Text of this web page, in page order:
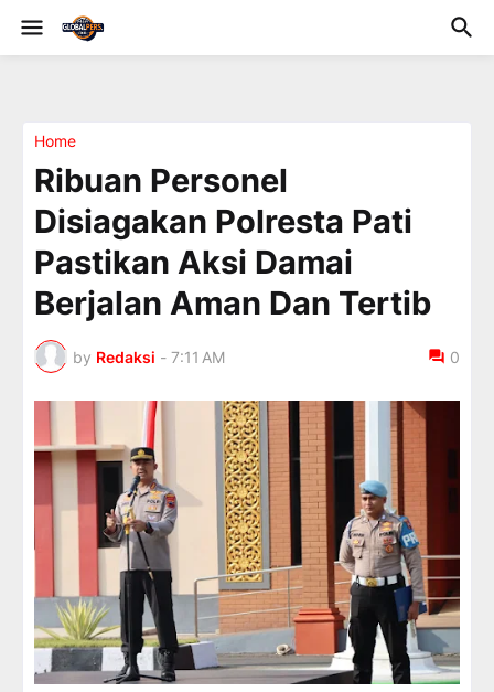
Home
Ribuan Personel
Disiagakan Polresta Pati
Pastikan Aksi Damai
Berjalan Aman Dan Tertib
by Redaksi - 7:11 AM 0